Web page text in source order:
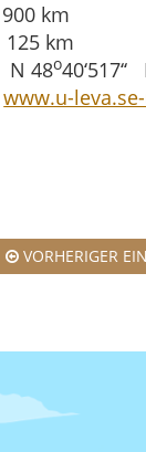
km
km
48o
www.u-
VORHERIGER